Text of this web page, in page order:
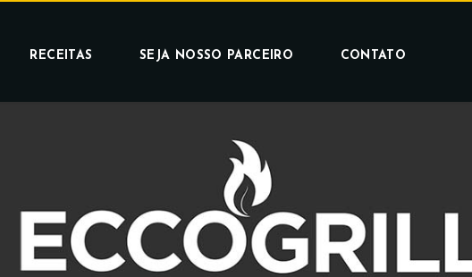
RECEITAS SEJA NOSSO PARCEIRO CONTATO